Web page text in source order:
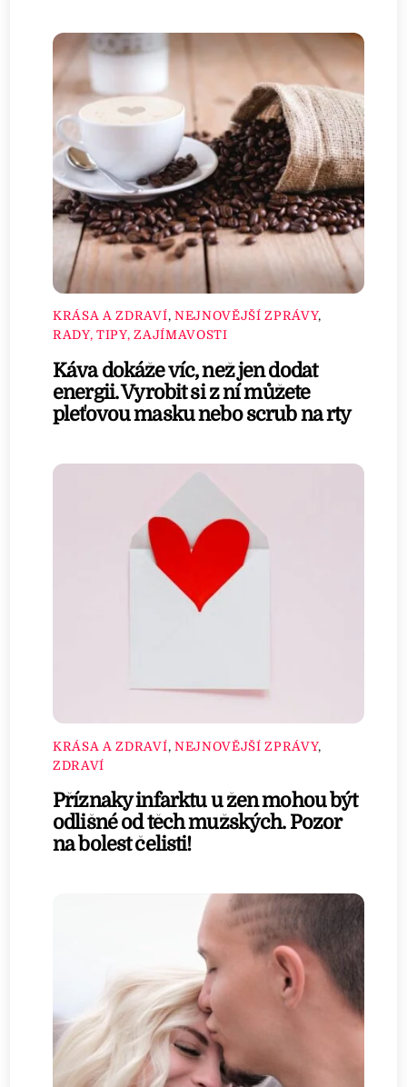
KRÁSA A ZDRAVÍ, NEJNOVĚJŠÍ ZPRÁVY,
RADY, TIPY, ZAJÍMAVOSTI
Káva dokáže víc, než jen dodat
energii. Vyrobit si z ní můžete
pleťovou masku nebo scrub na rty
KRÁSA A ZDRAVÍ, NEJNOVĚJŠÍ ZPRÁVY,
ZDRAVÍ
Příznaky infarktu u žen mohou být
odlišné od těch mužských. Pozor
na bolest čelisti!